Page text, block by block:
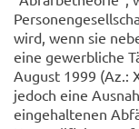
wird, wenn sie
eine gewerbliche
August 1999 (Az.:
jedoch eine
eingehaltenen